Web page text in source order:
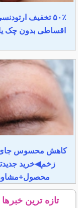
۵۰٪ تخفیف
اقساطی بدون چک
کاهش محسوس جای
زخم◀خرید
تازه ترین خبرها